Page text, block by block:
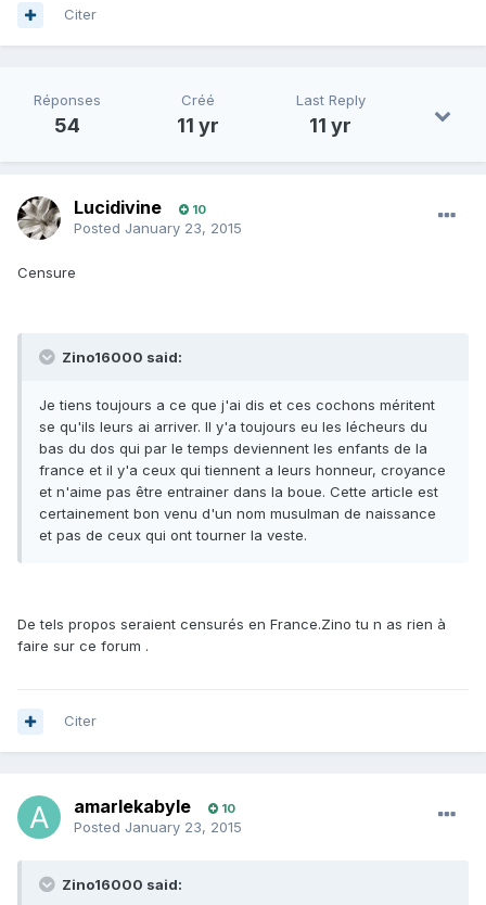
Citer
Réponses
54
Créé
11 yr
Last Reply
11 yr
Lucidivine 10
Posted January 23, 2015
Censure
Zino16000 said:
Je tiens toujours a ce que j'ai dis et ces cochons méritent
se qu'ils leurs ai arriver. Il y'a toujours eu les lécheurs du
bas du dos qui par le temps deviennent les enfants de la
france et il y'a ceux qui tiennent a leurs honneur, croyance
et n'aime pas être entrainer dans la boue. Cette article est
certainement bon venu d'un nom musulman de naissance
et pas de ceux qui ont tourner la veste.
De tels propos seraient censurés en France.Zino tu n as rien à
faire sur ce forum .
Citer
amarlekabyle 10
Posted January 23, 2015
Zino16000 said: